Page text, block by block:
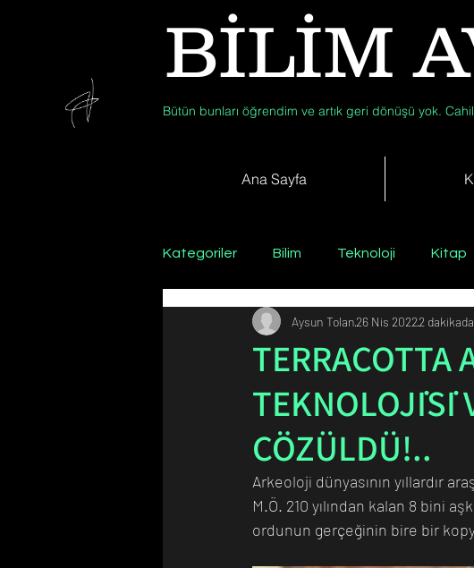
BİLİM
Bütün bunları öğrendim ve artık geri dönüşü yok.
Ana Sayfa
Kategoriler Bilim Teknoloji Kitap
Psikoloji / Sosyoloji / Felsefe Tıp
Günün Fotoğrafı Biyoloji
TERRACOTTA
TEKNOLOJİSİ
ÇÖZÜLDÜ!..
Aysun Tolan26 Nis 20222
Arkeoloji dünyasının yıllardır
M.Ö. 210 yılından kalan 8 bini
ordunun gerçeğinin bire bir